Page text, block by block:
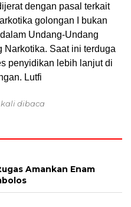
dengan pasal terkait
golongan I bukan
Undang-Undang
Narkotika. Saat ini terduga
penyidikan lebih lanjut di
Lutfi
kali dibaca
Amankan Enam